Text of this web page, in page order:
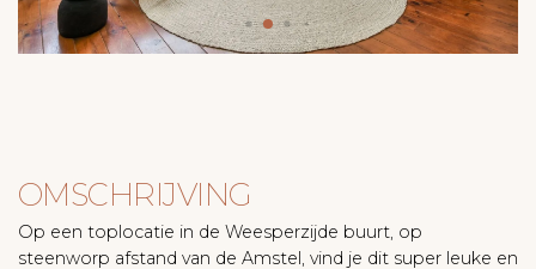
OMSCHRIJVING
Op een toplocatie in de Weesperzijde buurt, op
steenworp afstand van de Amstel, vind je dit super leuke en